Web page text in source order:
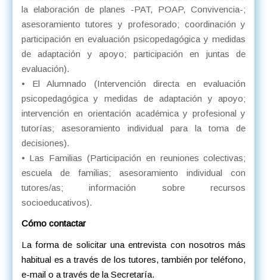
la elaboración de planes -PAT, POAP, Convivencia-;
asesoramiento tutores y profesorado; coordinación y
participación en evaluación psicopedagógica y medidas
de adaptación y apoyo; participación en juntas de
evaluación).
• El Alumnado (Intervención directa en evaluación
psicopedagógica y medidas de adaptación y apoyo;
intervención en orientación académica y profesional y
tutorías; asesoramiento individual para la toma de
decisiones).
• Las Familias (Participación en reuniones colectivas;
escuela de familias; asesoramiento individual con
tutores/as; información sobre recursos
socioeducativos).
Cómo contactar
La forma de solicitar una entrevista con nosotros más
habitual es a través de los tutores, también por teléfono,
e-mail o a través de la Secretaría.